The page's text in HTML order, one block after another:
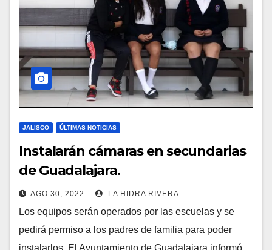
JALISCO ÚLTIMAS NOTICIAS
Instalarán cámaras en secundarias
de Guadalajara.
AGO 30, 2022 LA HIDRA RIVERA
Los equipos serán operados por las escuelas y se
pedirá permiso a los padres de familia para poder
instalarlos. El Ayuntamiento de Guadalajara informó